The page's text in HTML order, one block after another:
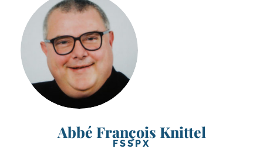
Abbé François Knittel
FSSPX